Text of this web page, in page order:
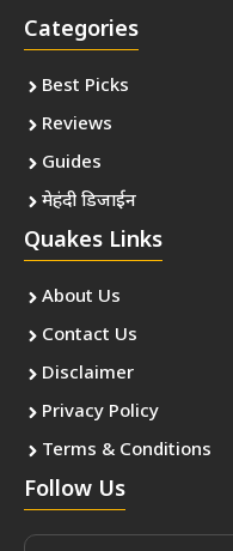
Categories
Best Picks
Reviews
Guides
मेहंदी डिजाईन
Quakes Links
About Us
Contact Us
Disclaimer
Privacy Policy
Terms & Conditions
Follow Us